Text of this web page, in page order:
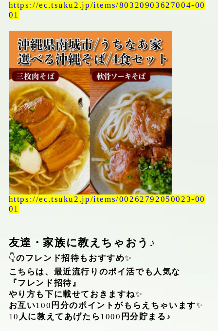
https://ec.tsuku2.jp/items/80320903627004-00
01
https://ec.tsuku2.jp/items/00262792050023-00
01
友達・家族に教えちゃおう♪
👇のフレンド招待もおすすめ✨
こちらは、最近流行りのポイ活でも人気な
『フレンド招待』
やり方も下に載せておきますね✨
お互い100 円分のポイントがもらえちゃいます✨
10 人に教えてあげたら 1000 円分貯まる♪